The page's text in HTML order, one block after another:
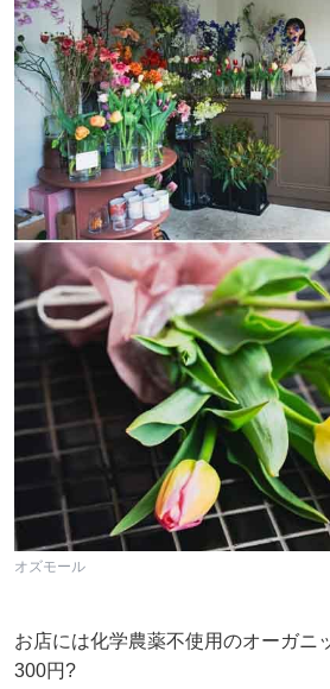
オズモール
お店には化学農薬不使用のオーガニ
300円?